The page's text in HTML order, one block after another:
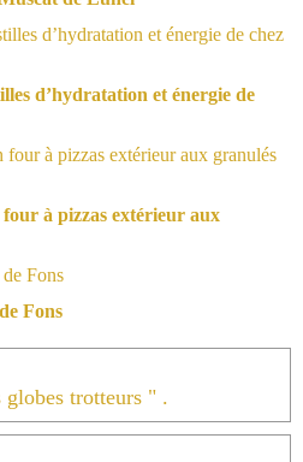
d’hydratation et énergie de
à pizzas extérieur aux
Fons
trotteurs " .